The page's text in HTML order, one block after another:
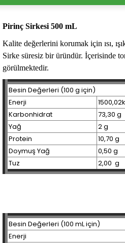
Pirinç Sirkesi 500 mL
Kalite değerlerini korumak için ısı,
Sirke süresiz bir üründür. İçerisinde
görülmektedir.
Besin Değerleri (100 g için)
Enerji
Karbonhidrat
73,30 g
Yağ
2 g
Protein
10,70 g
Doymuş Yağ
0,50 g
Tuz
2,00 g
Besin Değerleri (100 mL için)
Enerji